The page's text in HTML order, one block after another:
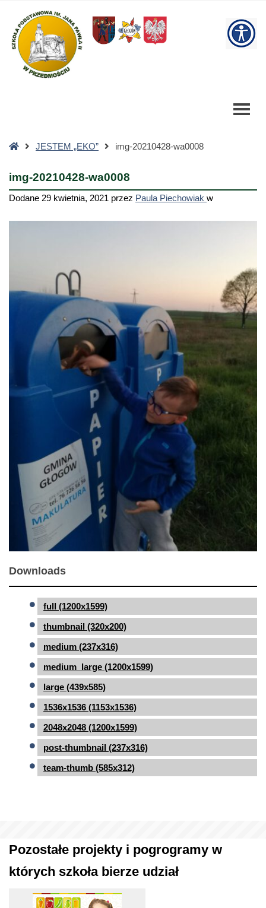
20210428-
wa0008
Szkoła
Podstawowa
StronaJESTEM „EKO” img-20210428-wa0008
img-20210428-wa0008
Dodane 29 kwietnia, 2021 przez Paula Piechowiak w
Downloads
full (1200x1599)
thumbnail (320x200)
medium (237x316)
medium_large (1200x1599)
large (439x585)
1536x1536 (1153x1536)
2048x2048 (1200x1599)
post-thumbnail (237x316)
team-thumb (585x312)
Pozostałe projekty i pogrogramy w
których szkoła bierze udział